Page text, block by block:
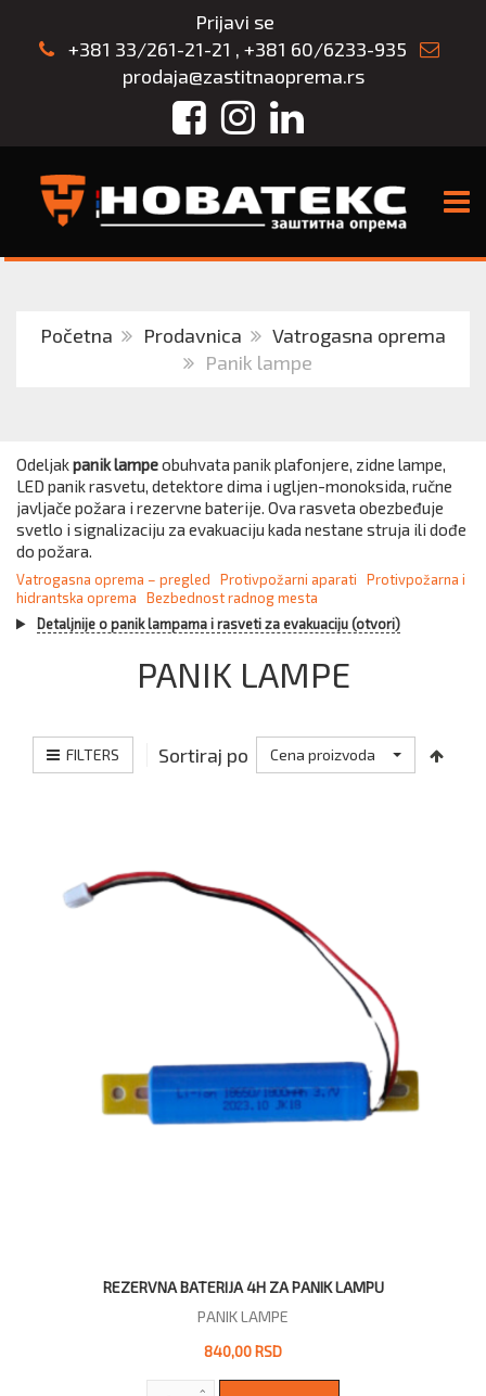
Prijavi se
+381 33/261-21-21 , +381 60/6233-935
prodaja@zastitnaoprema.rs
FacebookInstagram
LinkedIn
Početna Prodavnica
Vatrogasna oprema
Panik lampe
Odeljakpanik lampeobuhvata panik plafonjere, zidne lampe,
LED panik rasvetu, detektore dima i ugljen-monoksida, ručne
javljače požara i rezervne baterije. Ova rasveta obezbeđuje
svetlo i signalizaciju za evakuaciju kada nestane struja ili dođe
do požara.
Vatrogasna oprema – pregled Protivpožarni aparati
Protivpožarna i
hidrantska oprema
Bezbednost radnog mesta
Detaljnije o panik lampama i rasveti za evakuaciju (otvori)
PANIK LAMPE
FILTERS Sortiraj po Cena proizvoda
REZERVNA BATERIJA 4H ZA PANIK LAMPU
PANIK LAMPE
840,00 RSD